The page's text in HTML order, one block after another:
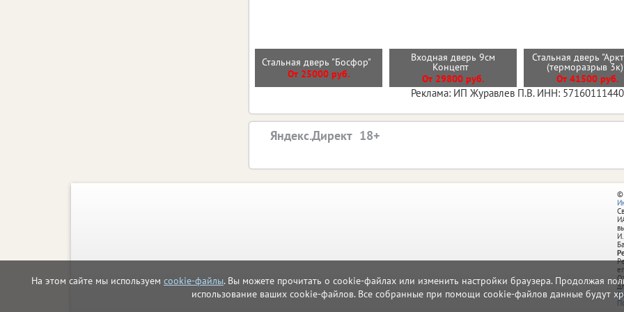
На этом сайте мы используем cookie-файлы. Вы можете прочитать о cookie-файлах или изменить настройки браузера. Продолжая
использование ваших cookie-файлов. Все собранные при помощи cookie-файлов данные будут
Стальная дверь "Босфор"
От 25000 руб.
Входная дверь 9см
Концепт
От 29800 руб.
Стальная дверь
(терморазрыв 3к)
От 41500 руб.
Реклама: ИП Журавлев П.В. ИНН:
Яндекс.Директ
©